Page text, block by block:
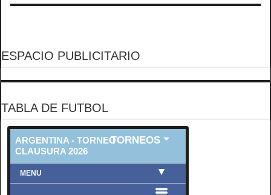
ESPACIO PUBLICITARIO
TABLA DE FUTBOL